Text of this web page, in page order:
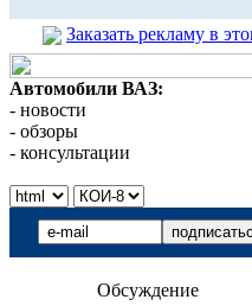
Заказать рекламу в
Автомобили ВАЗ:
- новости
- обзоры
- консультации
Обсуждение